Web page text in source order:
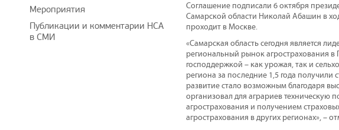
Соглашение подписали 6 октября
Самарской области Николай Абашин в
проходит в Москве.
«Самарская область сегодня является
региональный рынок агрострахования
господдержкой – как урожая, так и
региона за последние 1,5 года
развитие стало возможным благодаря
организовал для аграриев
агрострахования и получением
агрострахования в других регионах», –
Мероприятия
Публикации и комментарии НСА
в СМИ